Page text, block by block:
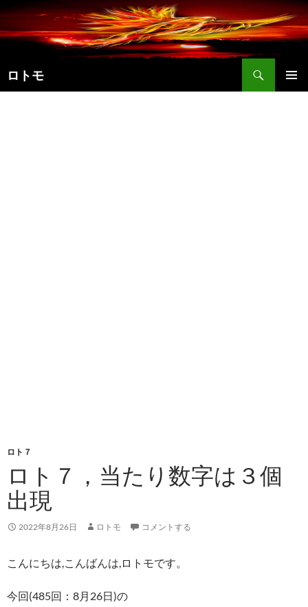
コ
テ
ツ
へ
ロトモ
索
ロト７
ロト７，当たり数字は３個
出現
2022年8月26日 ロトモ コメントする
こんにちは,こんばんは,ロトモです。
今回(485回：8月26日)の